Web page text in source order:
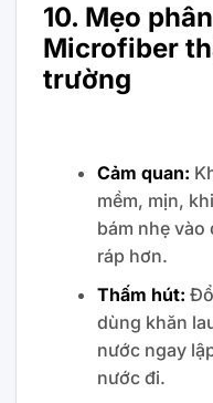
10. Mẹo
Microfiber
trường
Cảm quan:
mềm, mịn,
bám nhẹ vào
ráp hơn.
Thấm hút:
dùng khăn
nước ngay
nước đi.